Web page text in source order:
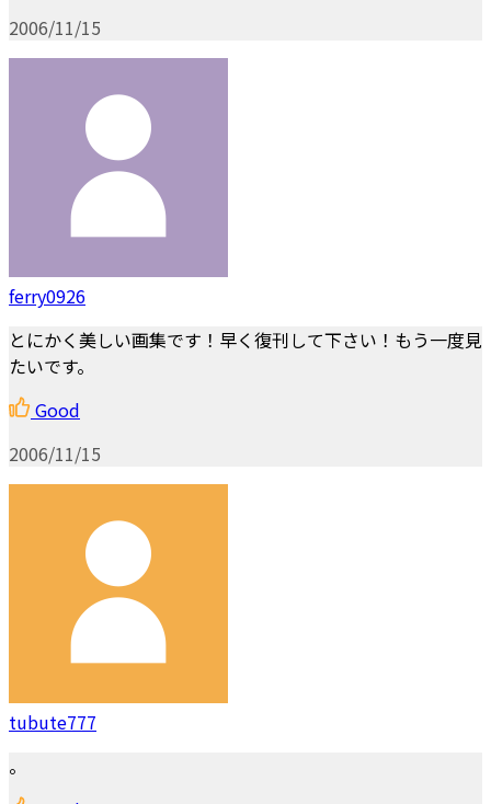
2006/11/15
ferry0926
とにかく美しい画集です！早く復刊して下さい！もう一度見
たいです。
Good
2006/11/15
tubute777
。